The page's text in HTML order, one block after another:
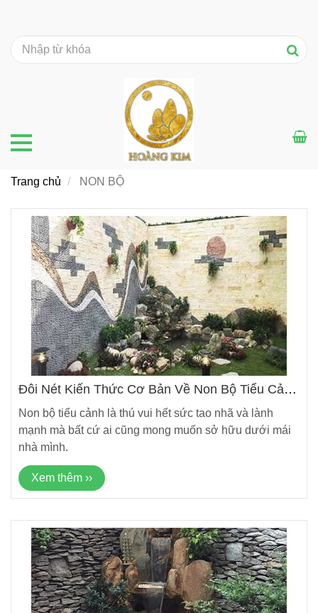
Trang chủ NON BỘ
Đôi Nét Kiến Thức Cơ Bản Về Non Bộ Tiểu Cảnh
Non bộ tiểu cảnh là thú vui hết sức tao nhã và lành
mạnh mà bất cứ ai cũng mong muốn sở hữu dưới mái
nhà mình.
Xem thêm ››